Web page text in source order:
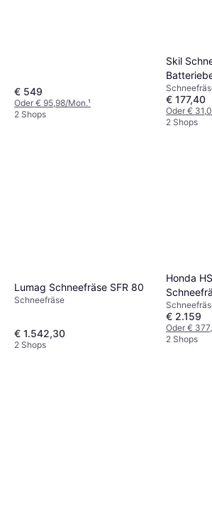
€ 549
Oder € 95,98/Mon.¹
2 Shops
Skil
€ 177,40
Oder €
2 Shops
Lumag Schneefräse SFR 80
Schneefräse
€ 1.542,30
2 Shops
Honda
€ 2.159
Oder €
2 Shops